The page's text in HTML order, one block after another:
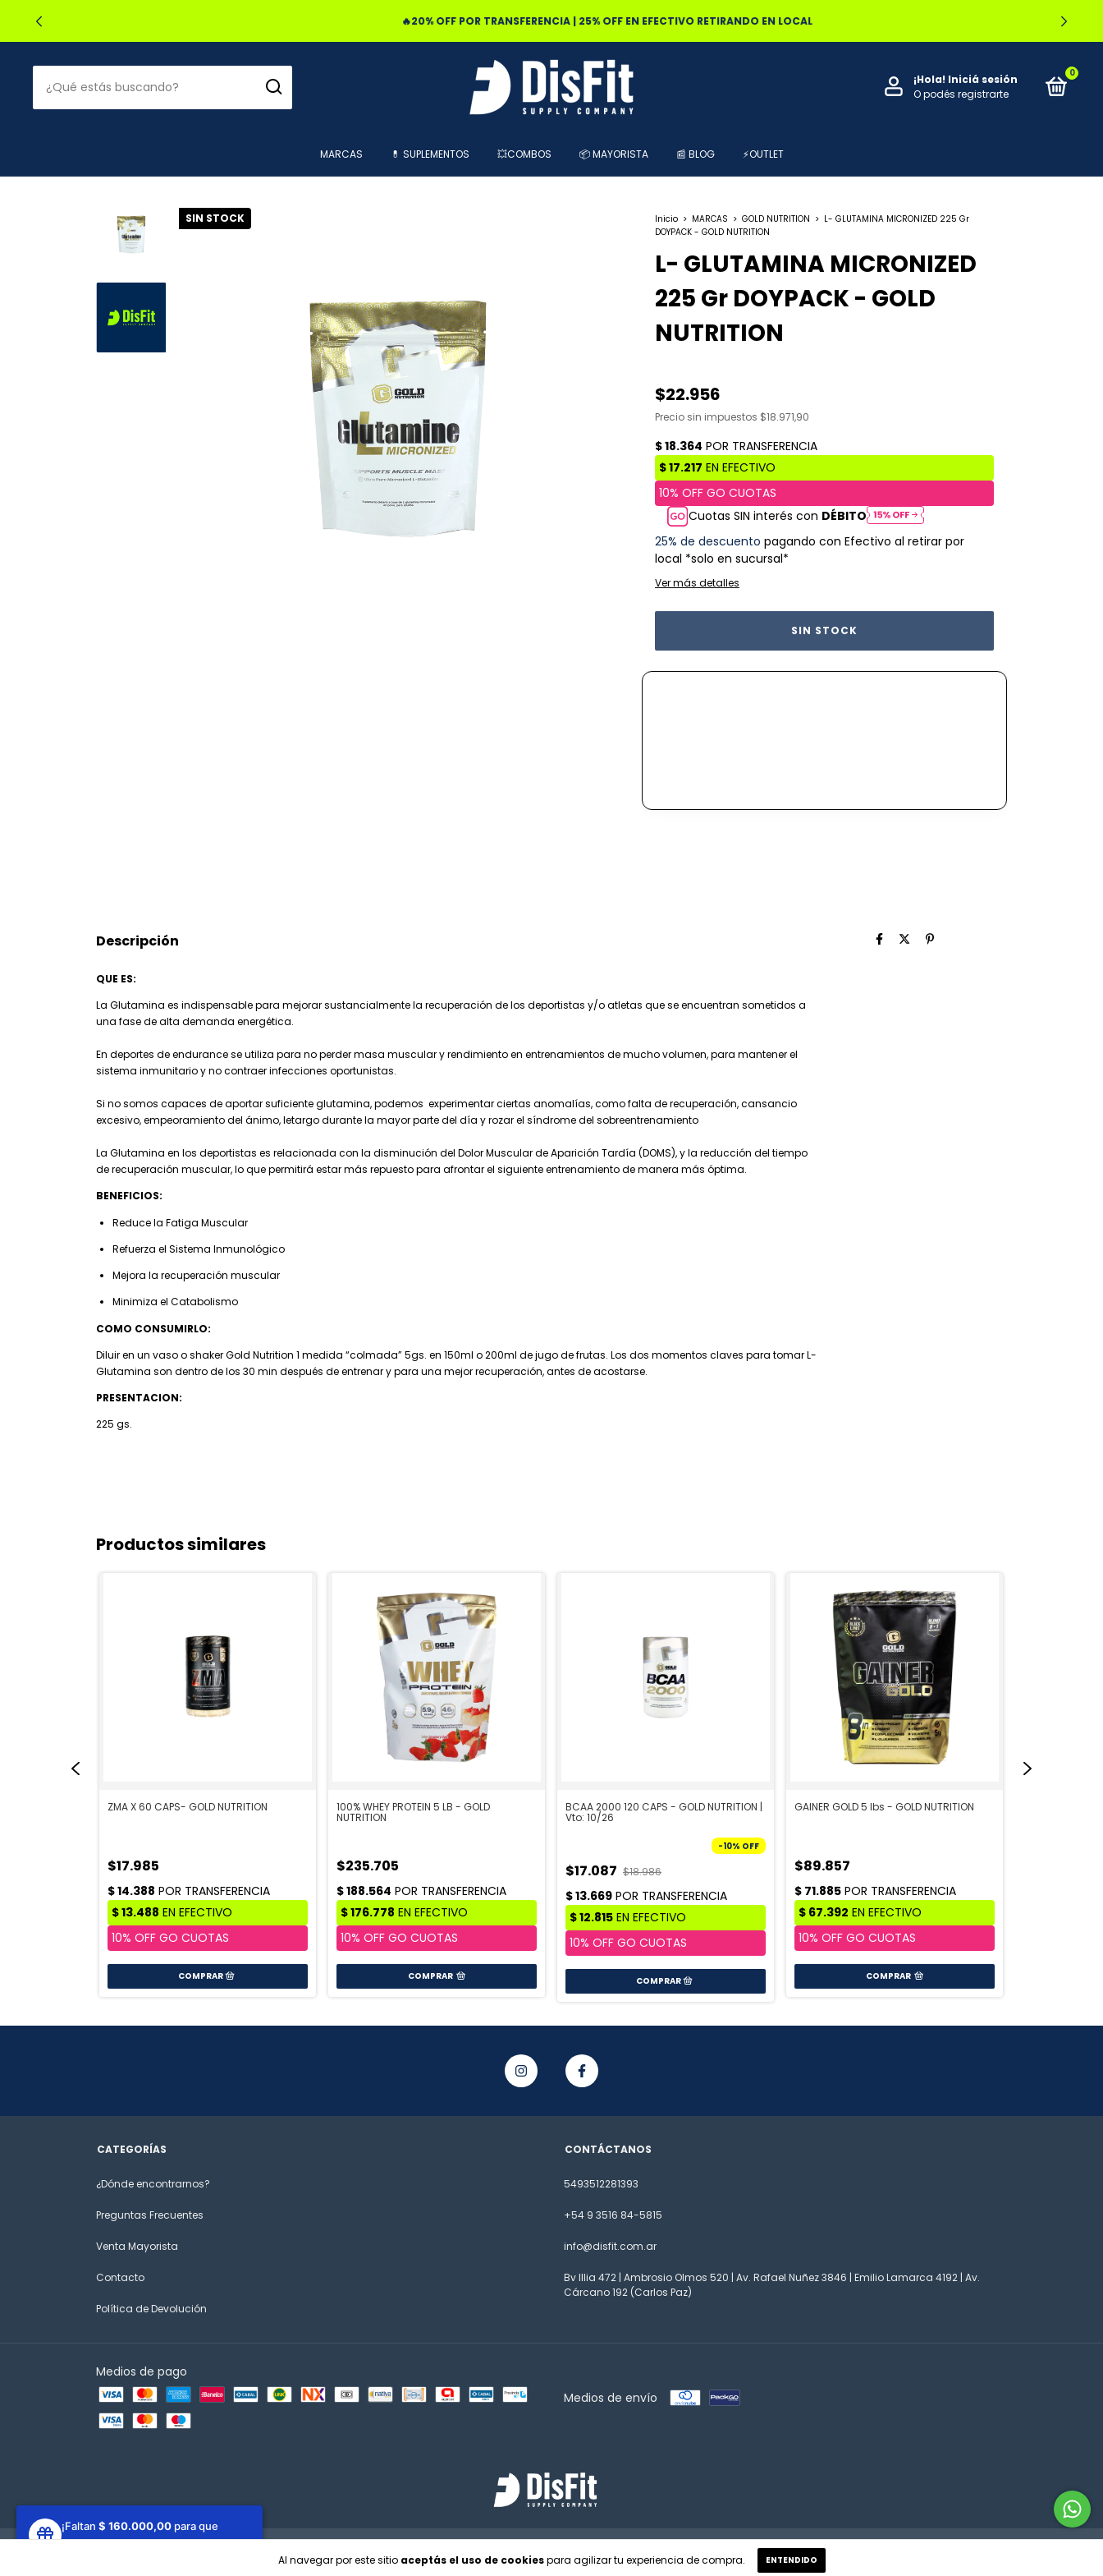
🔥20% OFF POR TRANSFERENCIA | 25% OFF EN EFECTIVO RETIRANDO EN LOCAL
¡Hola! Iniciá sesión
O podés registrarte
0
MARCAS 💊 SUPLEMENTOS 💥COMBOS 📦 MAYORISTA 📰 BLOG ⚡OUTLET
Al navegar por este sitio aceptás el uso de cookiespara agilizar tu experiencia de compra. ENTENDIDO
SIN STOCK Inicio > MARCAS > GOLD NUTRITION > L- GLUTAMINA MICRONIZED 225 Gr
DOYPACK - GOLD NUTRITION
L- GLUTAMINA MICRONIZED
225 Gr DOYPACK - GOLD
NUTRITION
$22.956
Precio sin impuestos $18.971,90
Cuotas SIN interés con DÉBITO
25% de descuento pagando con Efectivo al retirar por
local *solo en sucursal*
Ver más detalles
Descripción
QUE ES:
La Glutamina es indispensable para mejorar sustancialmente la recuperación de los deportistas y/o atletas que se encuentran sometidos a
una fase de alta demanda energética.
En deportes de endurance se utiliza para no perder masa muscular y rendimiento en entrenamientos de mucho volumen, para mantener el
sistema inmunitario y no contraer infecciones oportunistas.
Si no somos capaces de aportar suficiente glutamina, podemos experimentar ciertas anomalías, como falta de recuperación, cansancio
excesivo, empeoramiento del ánimo, letargo durante la mayor parte del día y rozar el síndrome del sobreentrenamiento
La Glutamina en los deportistas es relacionada con la disminución del Dolor Muscular de Aparición Tardía (DOMS), y la reducción del tiempo
de recuperación muscular, lo que permitirá estar más repuesto para afrontar el siguiente entrenamiento de manera más óptima.
BENEFICIOS:
Reduce la Fatiga Muscular
Refuerza el Sistema Inmunológico
Mejora la recuperación muscular
Minimiza el Catabolismo
COMO CONSUMIRLO:
Diluir en un vaso o shaker Gold Nutrition 1 medida “colmada” 5gs. en 150ml o 200ml de jugo de frutas. Los dos momentos claves para tomar L-
Glutamina son dentro de los 30 min después de entrenar y para una mejor recuperación, antes de acostarse.
PRESENTACION:
225 gs.
Productos similares
ZMA X 60 CAPS- GOLD NUTRITION
$17.985
100% WHEY PROTEIN 5 LB - GOLD
NUTRITION
$235.705
COMPRAR
BCAA 2000 120 CAPS - GOLD NUTRITION |
Vto: 10/26
-10% OFF
$17.087 $18.986
GAINER GOLD 5 lbs - GOLD NUTRITION
$89.857
COMPRAR
CATEGORÍAS
¿Dónde encontrarnos?
Preguntas Frecuentes
Venta Mayorista
Contacto
Política de Devolución
CONTÁCTANOS
5493512281393
+54 9 3516 84-5815
info@disfit.com.ar
Bv Illia 472 | Ambrosio Olmos 520 | Av. Rafael Nuñez 3846 | Emilio Lamarca 4192 | Av.
Cárcano 192 (Carlos Paz)
Medios de pago
Medios de envío
¡Faltan $ 160.000,00 para que
ganes un regalo!